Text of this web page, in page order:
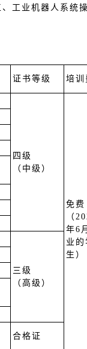
工业机器人系
证书等级 培训
四级
（中级）
免费
（
年6
业的
生）
三级
（高级）
合格证